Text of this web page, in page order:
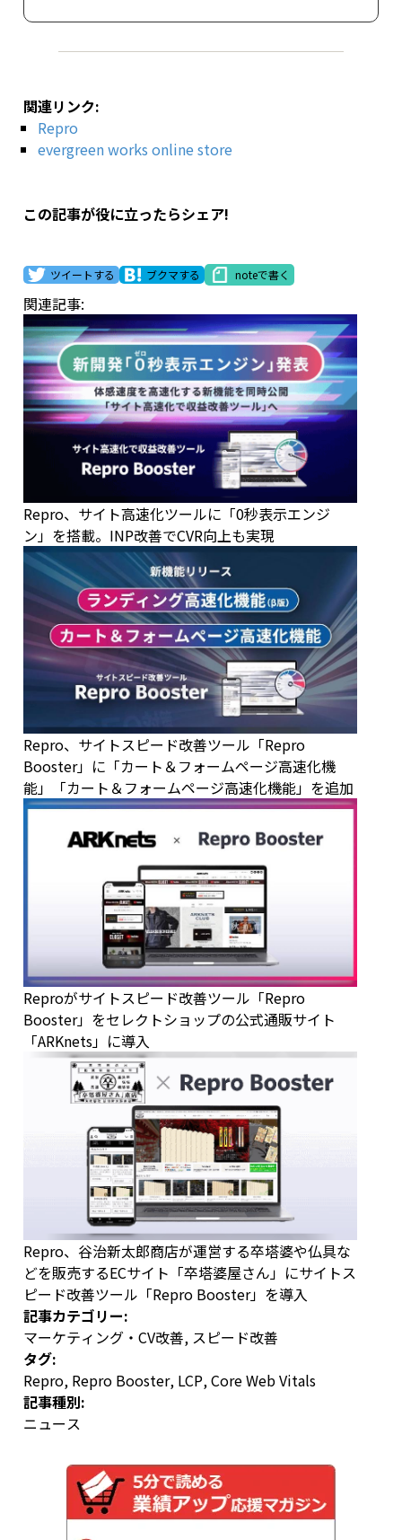
関連リンク:
Repro
evergreen works online store
この記事が役に立ったらシェア!
ツイートする ブクマする noteで書く
関連記事:
Repro、サイト高速化ツールに「0秒表示エンジ
ン」を搭載。INP改善でCVR向上も実現
Repro、サイトスピード改善ツール「Repro
Booster」に「カート＆フォームページ高速化機
能」「カート＆フォームページ高速化機能」を追加
Reproがサイトスピード改善ツール「Repro
Booster」をセレクトショップの公式通販サイト
「ARKnets」に導入
Repro、谷治新太郎商店が運営する卒塔婆や仏具な
どを販売するECサイト「卒塔婆屋さん」にサイトス
ピード改善ツール「Repro Booster」を導入
記事カテゴリー:
マーケティング・CV改善, スピード改善
タグ:
Repro, Repro Booster, LCP, Core Web Vitals
記事種別:
ニュース